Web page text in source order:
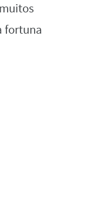
fortuna